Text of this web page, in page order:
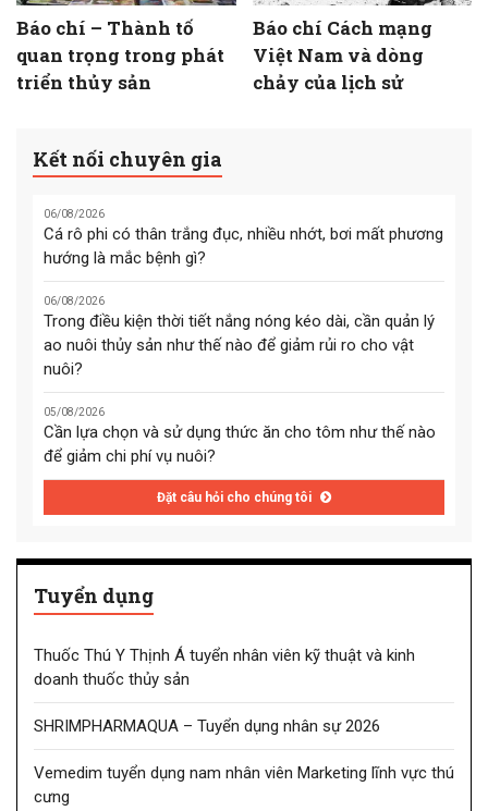
Báo chí – Thành tố
quan trọng trong phát
triển thủy sản
Báo chí Cách mạng
Việt Nam và dòng
chảy của lịch sử
Kết nối chuyên gia
06/08/2026
Cá rô phi có thân trắng đục, nhiều nhớt, bơi mất phương
hướng là mắc bệnh gì?
06/08/2026
Trong điều kiện thời tiết nắng nóng kéo dài, cần quản lý
ao nuôi thủy sản như thế nào để giảm rủi ro cho vật
nuôi?
05/08/2026
Cần lựa chọn và sử dụng thức ăn cho tôm như thế nào
để giảm chi phí vụ nuôi?
Đặt câu hỏi cho chúng tôi
Tuyển dụng
Thuốc Thú Y Thịnh Á tuyển nhân viên kỹ thuật và kinh
doanh thuốc thủy sản
SHRIMPHARMAQUA – Tuyển dụng nhân sự 2026
Vemedim tuyển dụng nam nhân viên Marketing lĩnh vực thú
cưng